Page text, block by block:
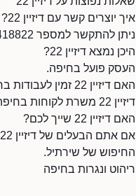
איך יוצרים קשר עם דיזיין 22?
ניתן להתקשר למספר 048418822.
היכן נמצא דיזיין 22?
העסק פועל בחיפה.
האם דיזיין 22 זמין לעבודות בחיפה?
דיזיין 22 משרת לקוחות בחיפה והסביבה. מומלץ ליצור קשר לבדיקת זמינות.
האם דיזיין 22 שייך לכם?
החיפוש של שירתיל.
ריהוט ונגרות בחיפה